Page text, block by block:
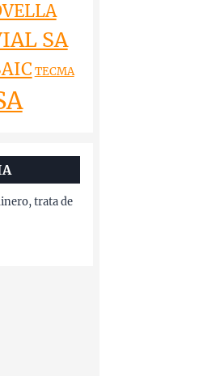
SA
TECMA
trata de